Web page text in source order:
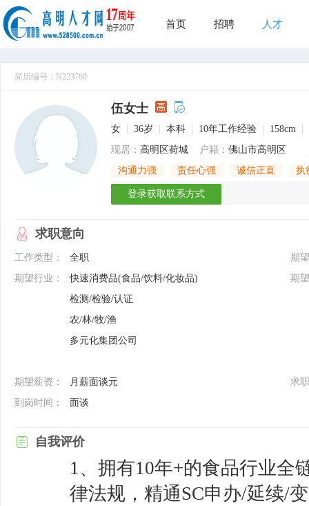
首页 招聘 人才
简历编号：N223760
伍女士
女 36岁 本科 10年工作经验 158cm
现居： 高明区荷城 户籍： 佛山市高明区
沟通力强
责任心强 诚信正直 执
登录获取联系方式
求职意向
工作类型： 全职
期
期望行业：
快速消费品(食品/饮料/化妆品)
检测/检验/认证
农/林/牧/渔
多元化集团公司
期
期望薪资： 月薪面谈元
求
到岗时间：
面谈
自我评价
1、拥有10年+的食品行业全
律法规，精通SC申办/延续/